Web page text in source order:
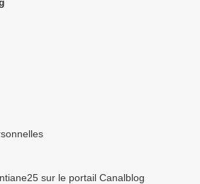
sur le portail Canalblog